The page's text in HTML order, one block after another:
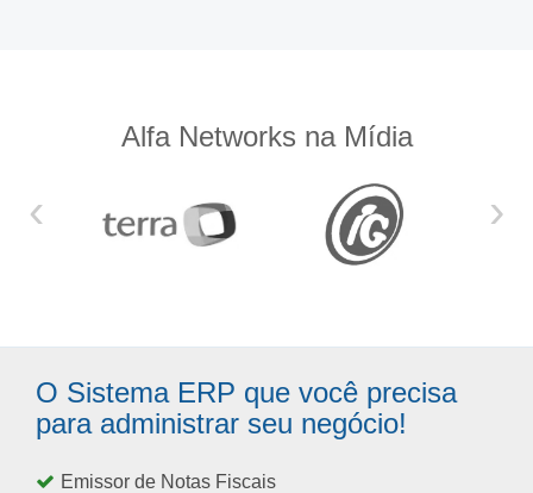
Alfa Networks na Mídia
‹ ›
O Sistema ERP que você precisa
para administrar seu negócio!
Emissor de Notas Fiscais